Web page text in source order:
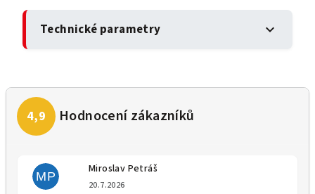
Technické parametry expand_more
MP
Miroslav Petráš
20.7.2026